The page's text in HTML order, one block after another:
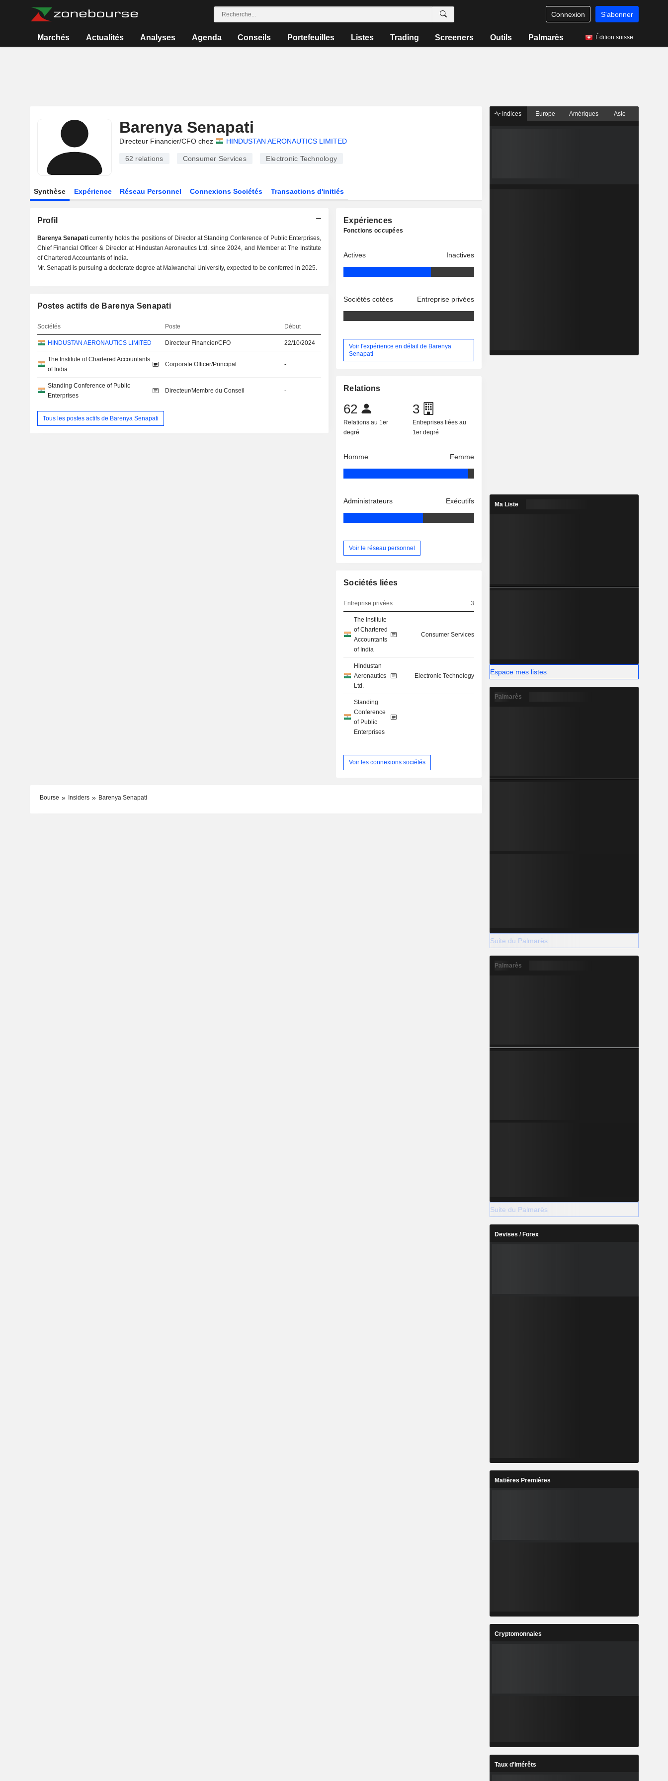
Connexion S'abonner
Marchés Actualités Analyses Agenda Conseils Portefeuilles Listes Trading Screeners Outils Palmarès Édition suisse
Barenya Senapati
Directeur Financier/CFO chez HINDUSTAN AERONAUTICS LIMITED
62 relations Consumer Services Electronic Technology
Synthèse Expérience Réseau Personnel Connexions Sociétés Transactions d'initiés
Profil
Barenya Senapaticurrently holds the positions of Director at Standing Conference of Public Enterprises,
Chief Financial Officer & Director at Hindustan Aeronautics Ltd. since 2024, and Member at The Institute
of Chartered Accountants of India.
Mr. Senapati is pursuing a doctorate degree at Malwanchal University, expected to be conferred in 2025.
Postes actifs de Barenya Senapati
Sociétés Poste Début
HINDUSTAN AERONAUTICS LIMITED Directeur Financier/CFO 22/10/2024
The Institute of Chartered Accountants
of India
Corporate Officer/Principal -
Standing Conference of Public
Enterprises
Directeur/Membre du Conseil -
Tous les postes actifs de Barenya Senapati
Expériences
Fonctions occupées
Actives Inactives
Sociétés cotées Entreprise privées
Voir l'expérience en détail de Barenya
Senapati
Relations
62
Relations au 1er
degré
3
Entreprises liées au
1er degré
Homme Femme
Administrateurs Exécutifs
Voir le réseau personnel
Sociétés liées
Entreprise privées 3
The Institute
of Chartered
Accountants
of India
Consumer Services
Hindustan
Aeronautics
Ltd.
Electronic Technology
Standing
Conference
of Public
Enterprises
Voir les connexions sociétés
Bourse Insiders Barenya Senapati
Indices Europe Amériques Asie
Ma Liste
Espace mes listes
Palmarès
Suite du Palmarès
Palmarès
Suite du Palmarès
Devises / Forex
Matières Premières
Cryptomonnaies
Taux d'Intérêts